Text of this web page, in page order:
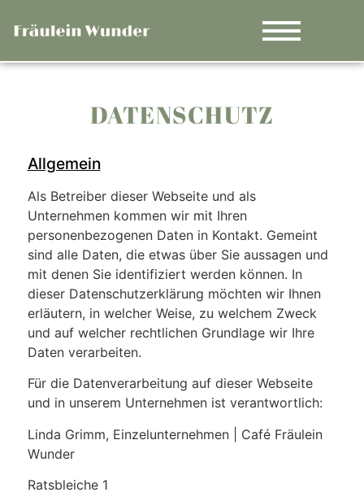
DATENSCHUTZ
Allgemein
Als Betreiber dieser Webseite und als
Unternehmen kommen wir mit Ihren
personenbezogenen Daten in Kontakt. Gemeint
sind alle Daten, die etwas über Sie aussagen und
mit denen Sie identifiziert werden können. In
dieser Datenschutzerklärung möchten wir Ihnen
erläutern, in welcher Weise, zu welchem Zweck
und auf welcher rechtlichen Grundlage wir Ihre
Daten verarbeiten.
Für die Datenverarbeitung auf dieser Webseite
und in unserem Unternehmen ist verantwortlich:
Linda Grimm, Einzelunternehmen | Café Fräulein
Wunder
Ratsbleiche 1